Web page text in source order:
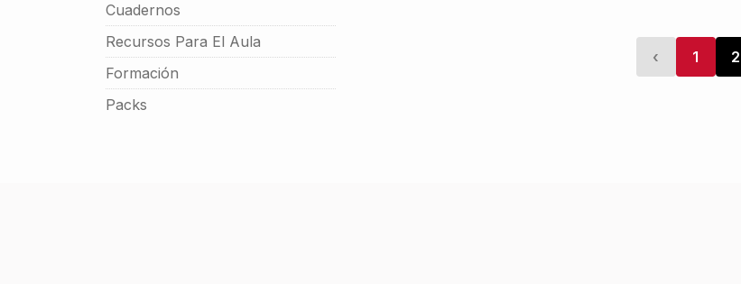
‹ 1 2
Cuadernos
Recursos Para El Aula
Formación
Packs